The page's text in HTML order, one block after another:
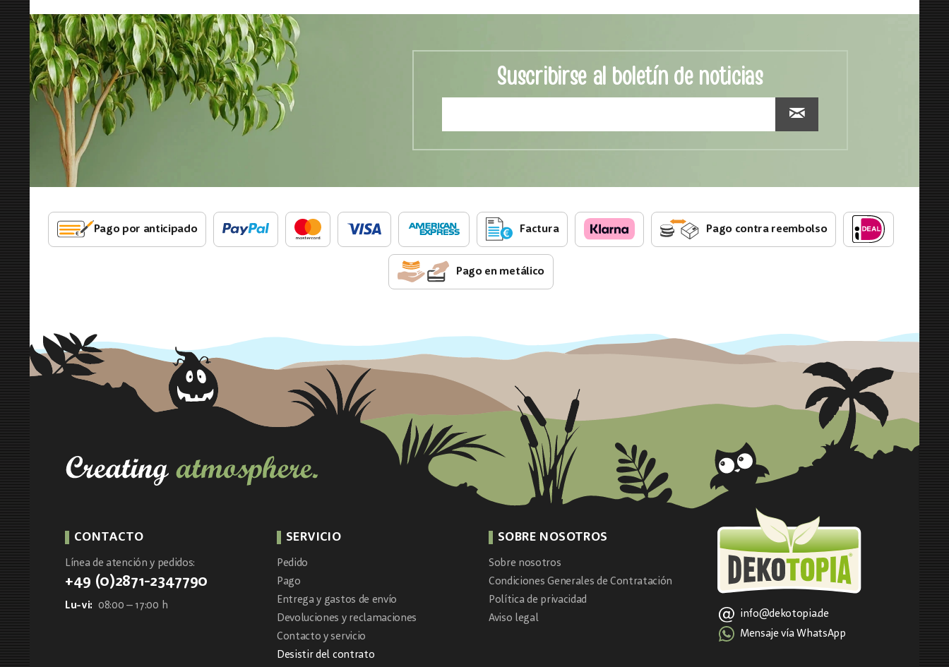
Suscribirse al boletín de noticias
Pago por anticipado Factura Pago contra reembolso
Pago en metálico
CONTACTO
Línea de atención y pedidos:
+49 (0)2871-2347790
Lu-vi: 08:00 – 17:00 h
SERVICIO
Pedido
Pago
Entrega y gastos de envío
Devoluciones y reclamaciones
Contacto y servicio
Desistir del contrato
SOBRE NOSOTROS
Sobre nosotros
Condiciones Generales de Contratación
Política de privacidad
Aviso legal
info@dekotopia.de
Mensaje vía WhatsApp